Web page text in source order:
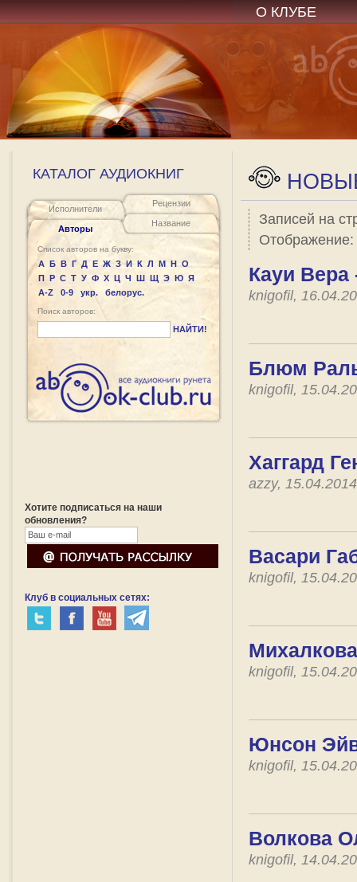
О КЛУБЕ
КАТАЛОГ АУДИОКНИГ
Исполнители
Авторы
Рецензии
Название
Список авторов на букву:
А Б В Г Д Е Ж З И К Л М Н О
П Р С Т У Ф Х Ц Ч Ш Щ Э Ю Я
A-Z
0-9 укр. белорус.
Поиск авторов:
НАЙТИ!
Хотите подписаться на наши
обновления?
Клуб в социальных сетях:
Записей на
Отображение:
Кауи Вера
knigofil,
Блюм
knigofil,
Хаггард
azzy,
Васари
knigofil,
knigofil,
Юнсон
knigofil,
Волкова
knigofil,